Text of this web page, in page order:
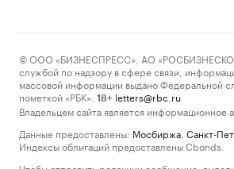
© ООО «БИЗНЕСПРЕСС», АО
службой по надзору в сфере связи,
массовой информации выдано Федеральной
пометкой «РБК».
18+ letters@rbc.ru
Владельцем сайта является информационное
Данные предоставлены: Мосбиржа Санкт-
Индексы облигаций предоставлены Cbonds.